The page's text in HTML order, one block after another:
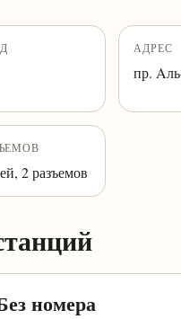
АДРЕС
пр.
2 разъемов
номера